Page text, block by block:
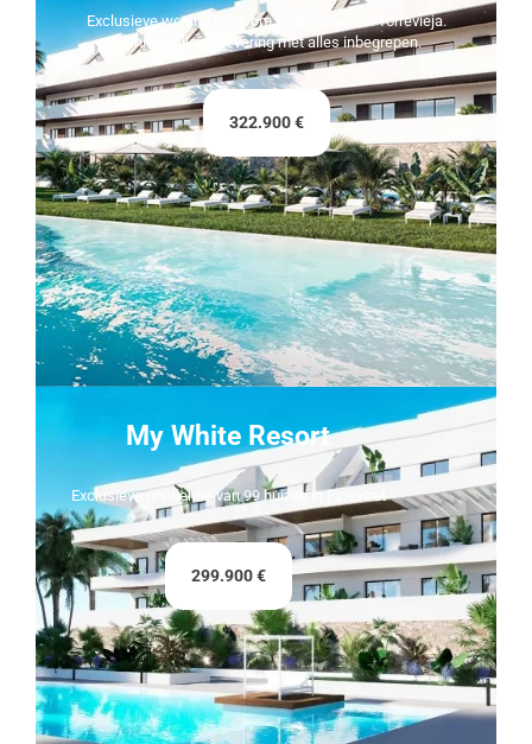
Exclusieve woning klaar om in te trekken in Torrevieja.
Onmiddellijke oplevering met alles inbegrepen.
322.900 €
My White Resort
Exclusieve residentie van 99 huizen in Finestrat
299.900 €